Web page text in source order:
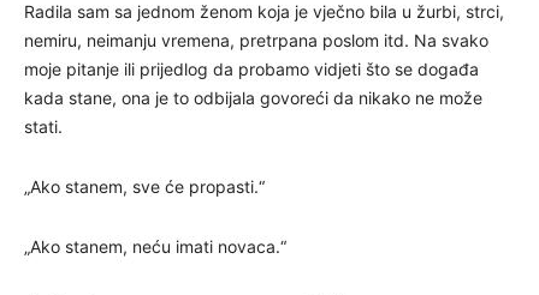
Radila sam sa jednom ženom koja je vječno bila u žurbi, strci,
nemiru, neimanju vremena, pretrpana poslom itd. Na svako
moje pitanje ili prijedlog da probamo vidjeti što se događa
kada stane, ona je to odbijala govoreći da nikako ne može
stati.
„Ako stanem, sve će propasti.“
„Ako stanem, neću imati novaca.“